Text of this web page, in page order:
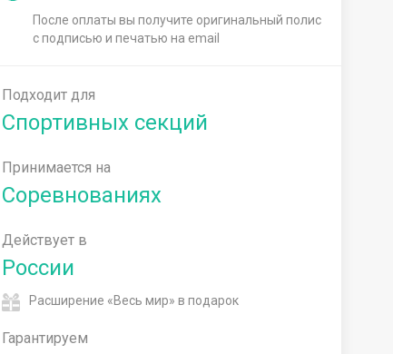
После оплаты вы получите оригинальный полис
с подписью и печатью на email
Подходит для
Спортивных секций
Принимается на
Соревнованиях
Действует в
России
Расширение «Весь мир» в подарок
Гарантируем